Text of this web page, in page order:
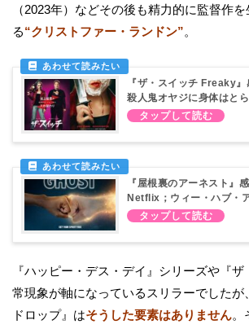
（2023年）などその後も精力的に監督作
る“クリストファー・ランドン”。
『ザ・スイッチ Freaky
殺人鬼オヤジに身体はと
『屋根裏のアーネスト』
Netflix；ウィー・ハブ・
『ハッピー・デス・デイ』シリーズや『
常現象が軸になっているスリラーでしたが
ドロップ』はそうした要素はありません。